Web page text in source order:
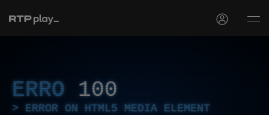
ERRO 100
ERROR ON HTML5 MEDIA ELEMENT